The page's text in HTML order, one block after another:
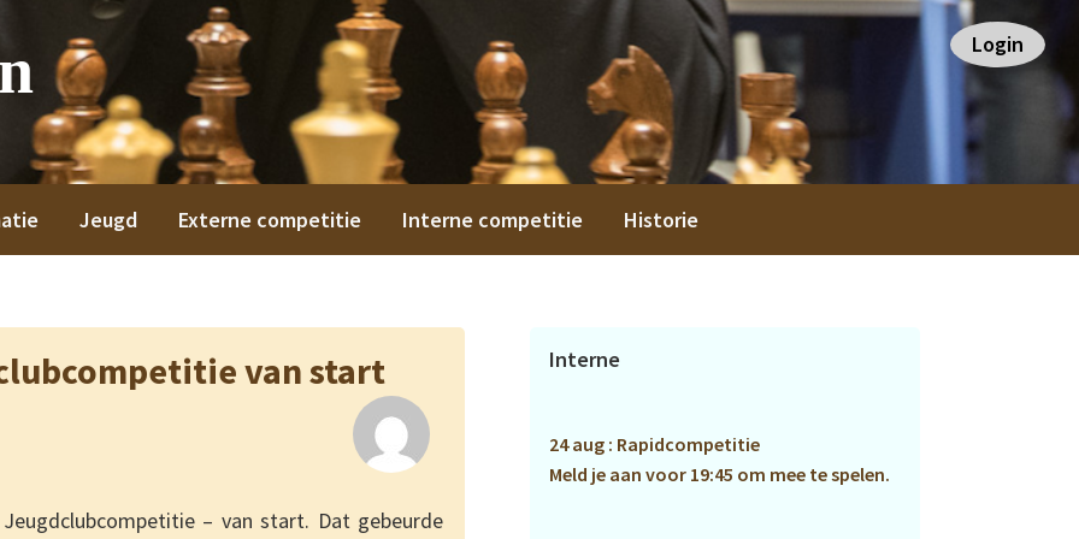
Login
Jeugd Externe competitie Interne competitie Historie
van start
– van start. Dat gebeurde
Primaire
Interne
24 aug : Rapidcompetitie
Meld je aan voor 19:45 om mee te spelen.